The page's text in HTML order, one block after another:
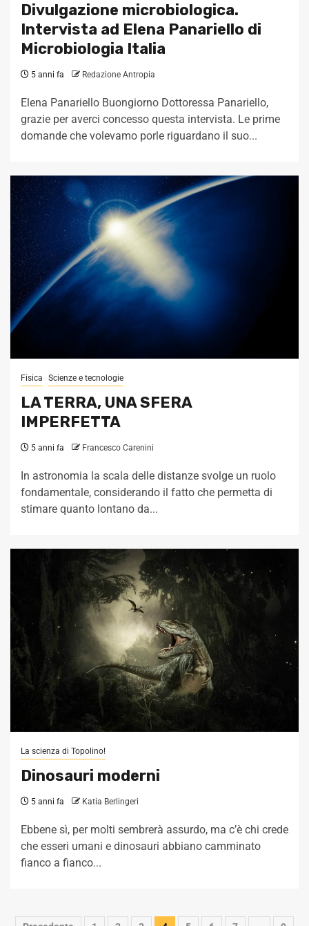
Divulgazione microbiologica.
Intervista ad Elena Panariello di
Microbiologia Italia
5 anni fa Redazione Antropia
Elena Panariello Buongiorno Dottoressa Panariello,
grazie per averci concesso questa intervista. Le prime
domande che volevamo porle riguardano il suo...
Fisica Scienze e tecnologie
LA TERRA, UNA SFERA
IMPERFETTA
5 anni fa Francesco Carenini
In astronomia la scala delle distanze svolge un ruolo
fondamentale, considerando il fatto che permetta di
stimare quanto lontano da...
La scienza di Topolino!
Dinosauri moderni
5 anni fa Katia Berlingeri
Ebbene sì, per molti sembrerà assurdo, ma c’è chi crede
che esseri umani e dinosauri abbiano camminato
fianco a fianco...